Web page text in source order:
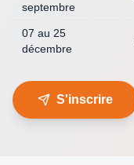
septembre
07 au 25
décembre
S'inscrire